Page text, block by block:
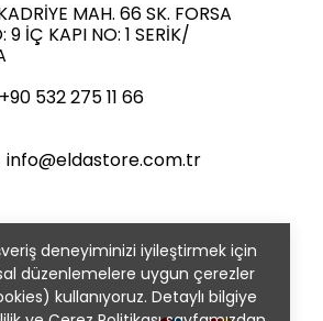
deneyiminizi iyileştirmek için
düzenlemelere uygun çerezler
kullanıyoruz. Detaylı bilgiye
MAH. 66 SK. FORSA
9 İÇ KAPI NO: 1 SERİK/
+90 532 275 11 66
info@eldastore.com.tr